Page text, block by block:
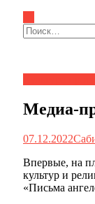
Найти:
Медиа-
07.12.2022
Впервые, на
культур и
«Письма